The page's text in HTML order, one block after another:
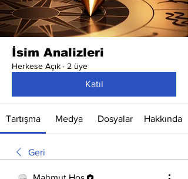
İsim Analizleri
Herkese Açık · 2 üye
Katıl
Tartışma Medya Dosyalar Hakkında
Geri